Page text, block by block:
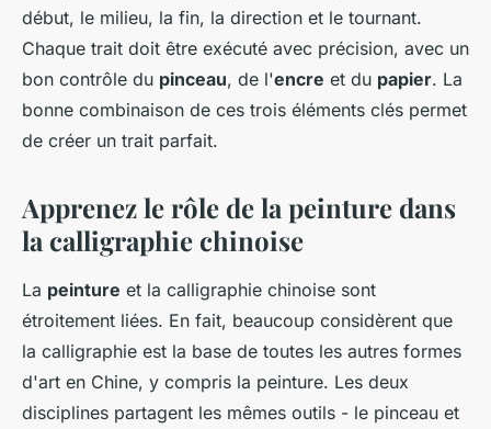
début, le milieu, la fin, la direction et le tournant.
Chaque trait doit être exécuté avec précision, avec un
bon contrôle du pinceau, de l'encre et du papier. La
bonne combinaison de ces trois éléments clés permet
de créer un trait parfait.
Apprenez le rôle de la peinture dans
la calligraphie chinoise
La peinture et la calligraphie chinoise sont
étroitement liées. En fait, beaucoup considèrent que
la calligraphie est la base de toutes les autres formes
d'art en Chine, y compris la peinture. Les deux
disciplines partagent les mêmes outils - le pinceau et